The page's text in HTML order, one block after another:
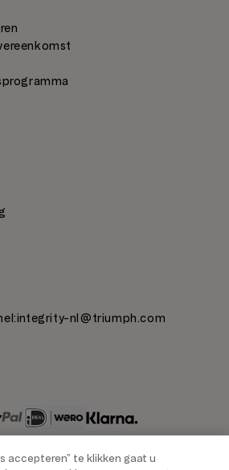
integrity-nl@triumph.com
accepteren” te klikken gaat u